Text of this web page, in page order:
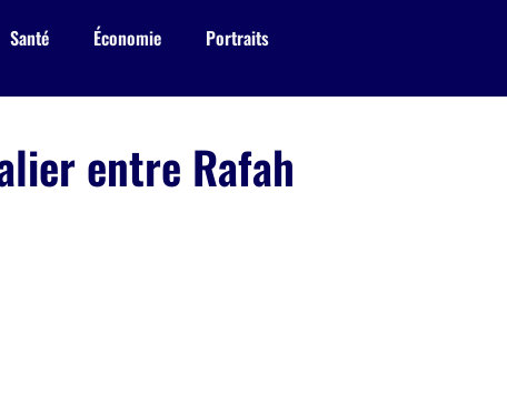
Santé Économie Portraits
entre Rafah